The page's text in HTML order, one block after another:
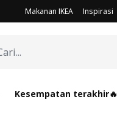
Makanan IKEA Inspirasi
Kesempatan terakhir🔥